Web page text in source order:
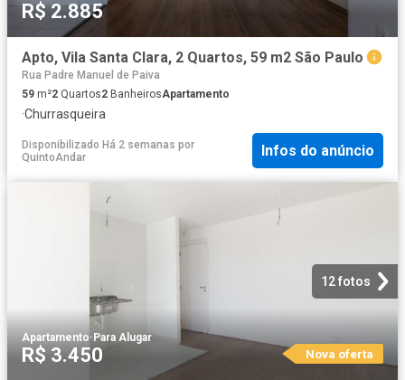
R$ 2.885
Apto, Vila Santa Clara, 2 Quartos, 59 m2 São Paulo
Rua Padre Manuel de Paiva
59 m²2 Quartos2 BanheirosApartamento
·Churrasqueira
Disponibilizado Há 2 semanas por
QuintoAndar
Infos do anúncio
12 fotos
Apartamento·Para Alugar
R$ 3.450 Nova oferta